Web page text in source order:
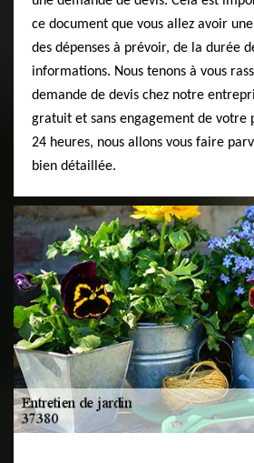
ce document que vous allez avoir
des dépenses à prévoir, de la durée
informations. Nous tenons à vous
demande de devis chez notre
gratuit et sans engagement de votre
24 heures, nous allons vous faire
bien détaillée.